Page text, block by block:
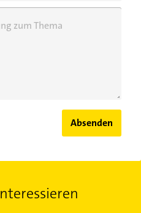
zum Thema
Absenden